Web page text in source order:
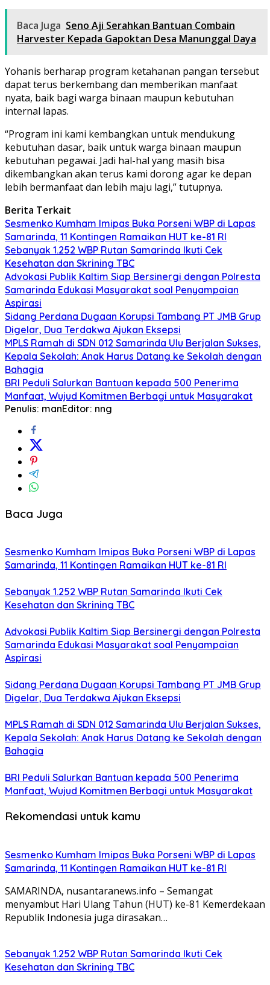
Baca Juga Seno Aji Serahkan Bantuan Combain
Harvester Kepada Gapoktan Desa Manunggal Daya
Yohanis berharap program ketahanan pangan tersebut
dapat terus berkembang dan memberikan manfaat
nyata, baik bagi warga binaan maupun kebutuhan
internal lapas.
“Program ini kami kembangkan untuk mendukung
kebutuhan dasar, baik untuk warga binaan maupun
kebutuhan pegawai. Jadi hal-hal yang masih bisa
dikembangkan akan terus kami dorong agar ke depan
lebih bermanfaat dan lebih maju lagi,” tutupnya.
Berita Terkait
Sesmenko Kumham Imipas Buka Porseni WBP di Lapas
Samarinda, 11 Kontingen Ramaikan HUT ke-81 RI
Sebanyak 1.252 WBP Rutan Samarinda Ikuti Cek
Kesehatan dan Skrining TBC
Advokasi Publik Kaltim Siap Bersinergi dengan Polresta
Samarinda Edukasi Masyarakat soal Penyampaian
Aspirasi
Sidang Perdana Dugaan Korupsi Tambang PT JMB Grup
Digelar, Dua Terdakwa Ajukan Eksepsi
MPLS Ramah di SDN 012 Samarinda Ulu Berjalan Sukses,
Kepala Sekolah: Anak Harus Datang ke Sekolah dengan
Bahagia
BRI Peduli Salurkan Bantuan kepada 500 Penerima
Manfaat, Wujud Komitmen Berbagi untuk Masyarakat
Penulis: manEditor: nng
Baca Juga
Sesmenko Kumham Imipas Buka Porseni WBP di Lapas
Samarinda, 11 Kontingen Ramaikan HUT ke-81 RI
Sebanyak 1.252 WBP Rutan Samarinda Ikuti Cek
Kesehatan dan Skrining TBC
Advokasi Publik Kaltim Siap Bersinergi dengan Polresta
Samarinda Edukasi Masyarakat soal Penyampaian
Aspirasi
Sidang Perdana Dugaan Korupsi Tambang PT JMB Grup
Digelar, Dua Terdakwa Ajukan Eksepsi
MPLS Ramah di SDN 012 Samarinda Ulu Berjalan Sukses,
Kepala Sekolah: Anak Harus Datang ke Sekolah dengan
Bahagia
BRI Peduli Salurkan Bantuan kepada 500 Penerima
Manfaat, Wujud Komitmen Berbagi untuk Masyarakat
Rekomendasi untuk kamu
Sesmenko Kumham Imipas Buka Porseni WBP di Lapas
Samarinda, 11 Kontingen Ramaikan HUT ke-81 RI
SAMARINDA, nusantaranews.info – Semangat
menyambut Hari Ulang Tahun (HUT) ke-81 Kemerdekaan
Republik Indonesia juga dirasakan…
Sebanyak 1.252 WBP Rutan Samarinda Ikuti Cek
Kesehatan dan Skrining TBC